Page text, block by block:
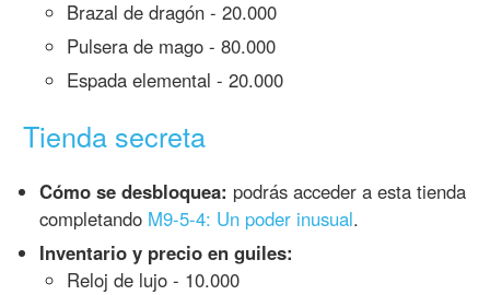
Brazal de dragón - 20.000
Pulsera de mago - 80.000
Espada elemental - 20.000
Tienda secreta
Cómo se desbloquea: podrás acceder a esta tienda
completando M9-5-4: Un poder inusual.
Inventario y precio en guiles:
Reloj de lujo - 10.000